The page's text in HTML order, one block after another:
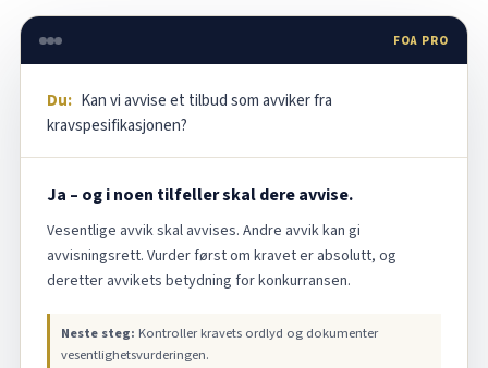
FOA PRO
Du: Kan vi avvise et tilbud som avviker fra
kravspesifikasjonen?
Ja – og i noen tilfeller skal dere avvise.
Vesentlige avvik skal avvises. Andre avvik kan gi
avvisningsrett. Vurder først om kravet er absolutt, og
deretter avvikets betydning for konkurransen.
Neste steg: Kontroller kravets ordlyd og dokumenter
vesentlighetsvurderingen.